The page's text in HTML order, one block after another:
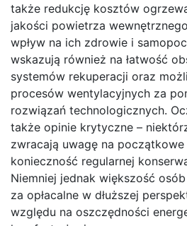
także redukcję kosztów
jakości powietrza
wpływ na ich zdrowie i
wskazują również na łatwość
systemów rekuperacji oraz
procesów wentylacyjnych za
rozwiązań technologicznych.
także opinie krytyczne –
zwracają uwagę na
konieczność regularnej
Niemniej jednak większość
za opłacalne w dłuższej
względu na oszczędności